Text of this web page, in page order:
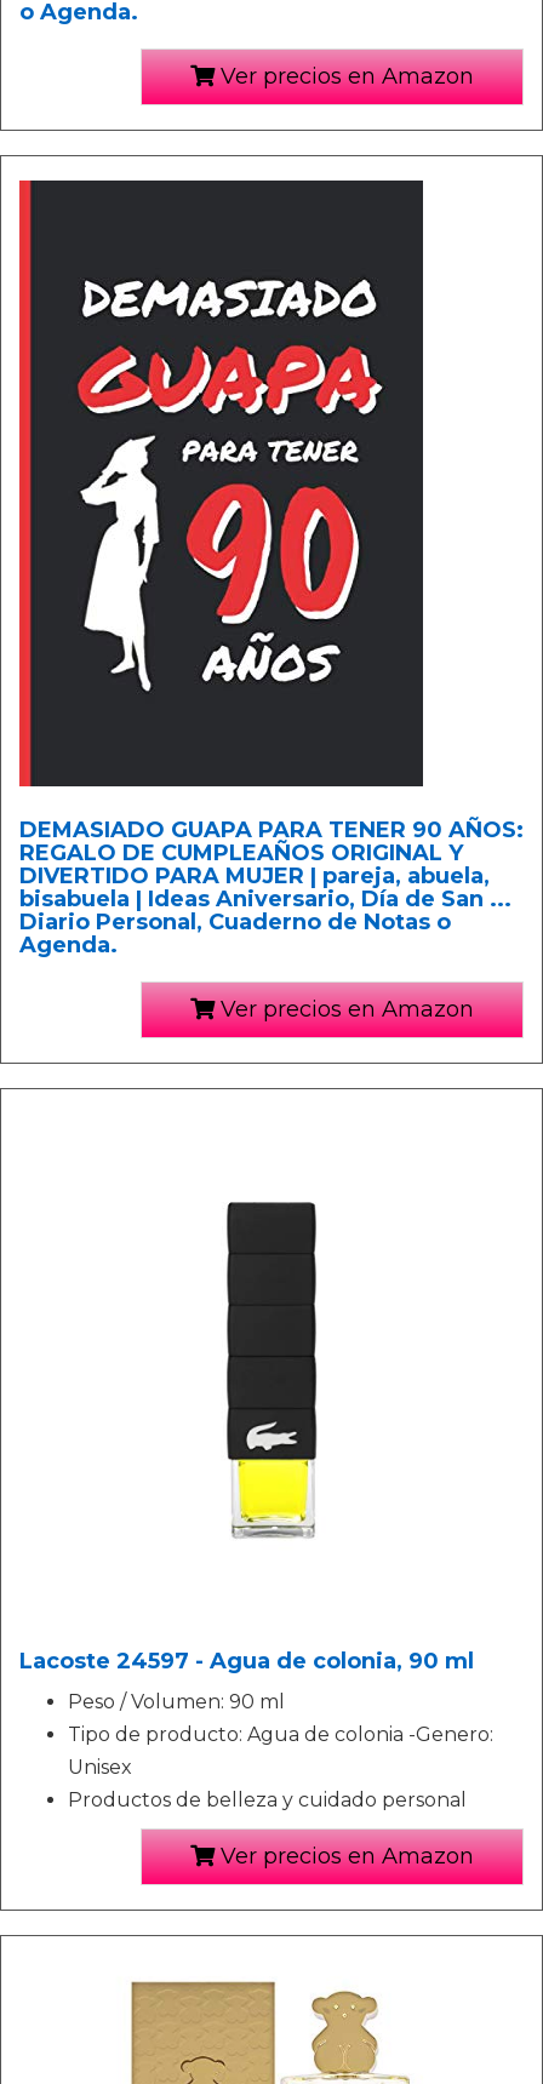
o Agenda.
Ver precios en Amazon
DEMASIADO GUAPA PARA TENER 90 AÑOS:
REGALO DE CUMPLEAÑOS ORIGINAL Y
DIVERTIDO PARA MUJER | pareja, abuela,
bisabuela | Ideas Aniversario, Día de San ...
Diario Personal, Cuaderno de Notas o
Agenda.
Ver precios en Amazon
Lacoste 24597 - Agua de colonia, 90 ml
Peso / Volumen: 90 ml
Tipo de producto: Agua de colonia -Genero:
Unisex
Productos de belleza y cuidado personal
Ver precios en Amazon